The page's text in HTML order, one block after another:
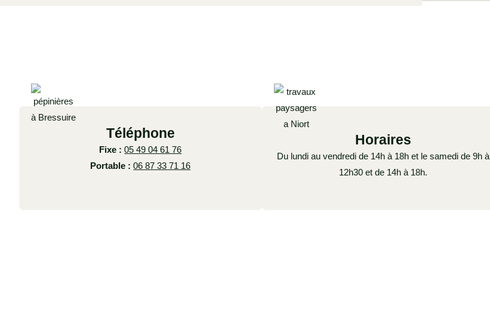
Téléphone
Fixe :05 49 04 61 76
Portable :06 87 33 71 16
Horaires
Du lundi au vendredi de 14h à 18h et le samedi de 9h à
12h30 et de 14h à 18h.